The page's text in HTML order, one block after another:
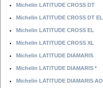
Michelin LATITUDE CROSS DT
Michelin LATITUDE CROSS DT EL
Michelin LATITUDE CROSS EL
Michelin LATITUDE CROSS XL
Michelin LATITUDE DIAMARIS
Michelin LATITUDE DIAMARIS *
Michelin LATITUDE DIAMARIS AO